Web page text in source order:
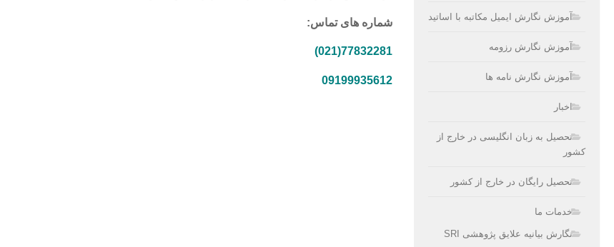
شماره های تماس:
77832281(021)
09199935612
آموزش نگارش ایمیل مکاتبه با اساتید
آموزش نگارش رزومه
آموزش نگارش نامه ها
اخبار
تحصیل به زبان انگلیسی در خارج از
کشور
تحصیل رایگان در خارج از کشور
خدمات ما
نگارش بیانیه علایق پژوهشی SRI